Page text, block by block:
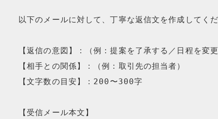
以下のメールに対して、丁寧な返信文を作成してく
【返信の意図】：（例：提案を了承する／日程を変
【相手との関係】：（例：取引先の担当者）
【文字数の目安】：200〜300字
【受信メール本文】